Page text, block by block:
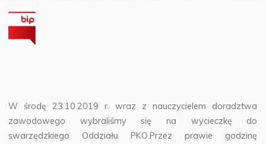
W środę 23.10.2019 r. wraz z nauczycielem doradztwa
zawodowego wybraliśmy się na wycieczkę do
swarzędzkiego Oddziału PKO.Przez prawie godzinę